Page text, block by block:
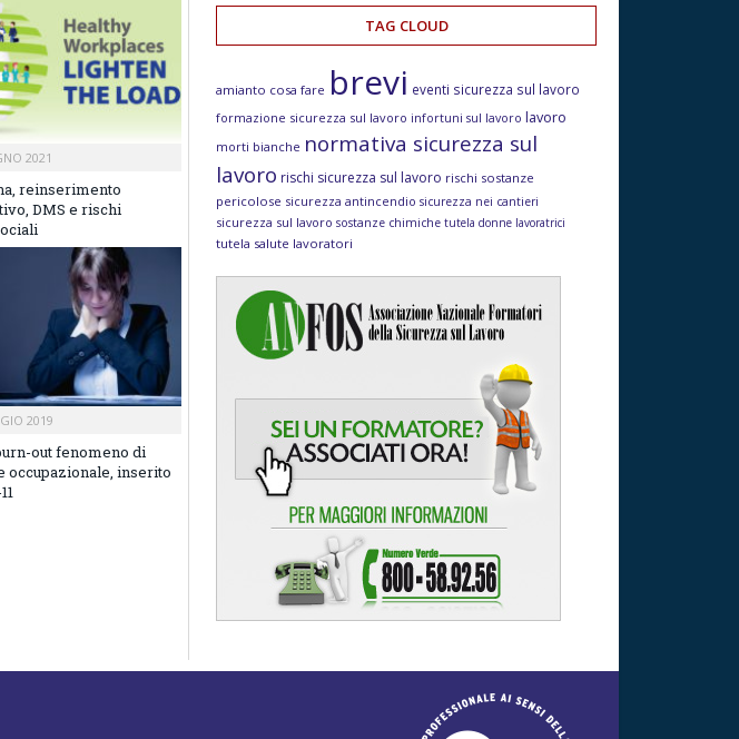
2021
reinserimento
DMS e rischi
2019
out fenomeno di
occupazionale, inserito
TAG CLOUD
amianto cosa fare brevi eventi sicurezza sul lavoro
formazione sicurezza sul lavoro infortuni sul lavoro lavoro
morti bianche normativa sicurezza sul
lavoro rischi sicurezza sul lavoro rischi sostanze
pericolose sicurezza antincendio sicurezza nei cantieri
sicurezza sul lavoro sostanze chimiche tutela donne lavoratrici
tutela salute lavoratori